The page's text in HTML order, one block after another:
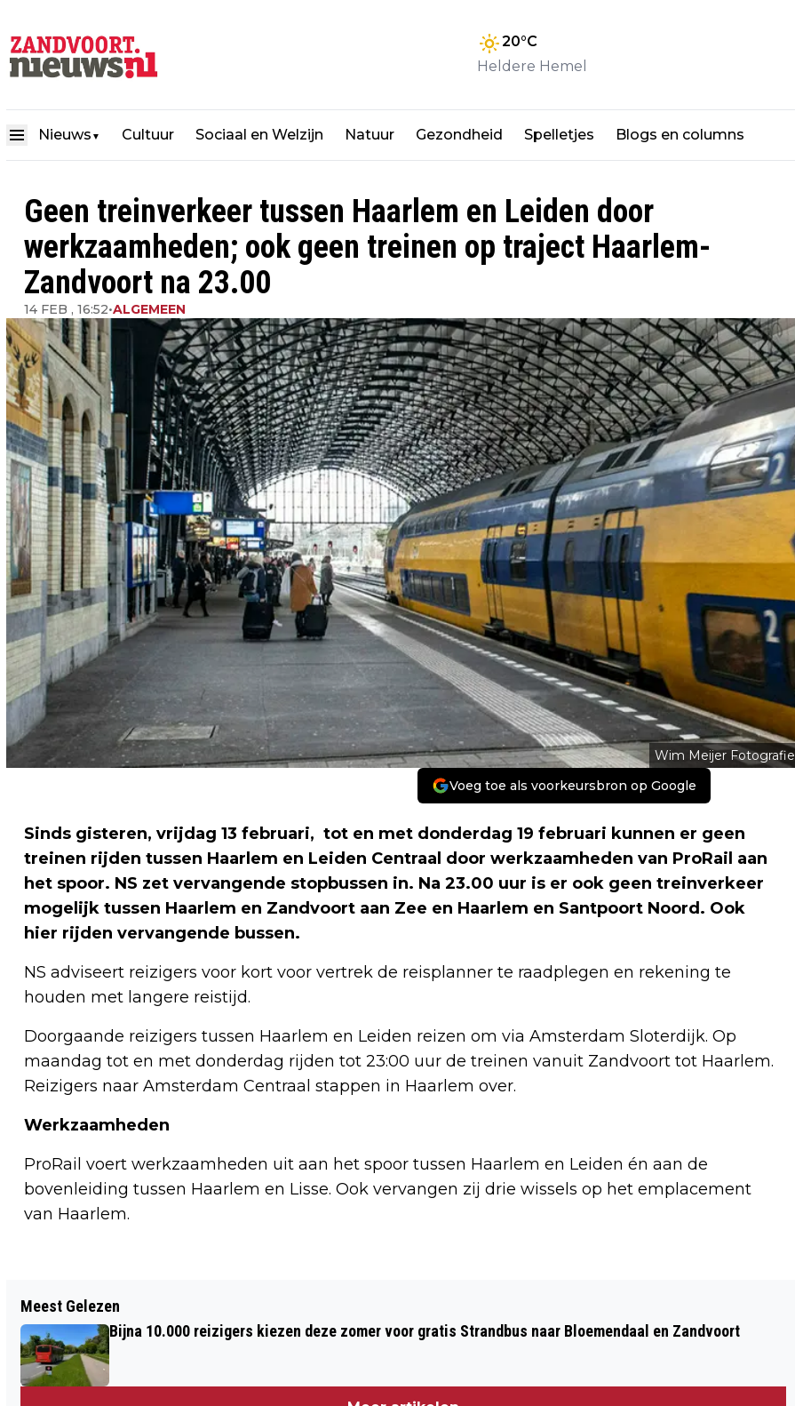
20°C
Heldere Hemel
Nieuws ▼ Cultuur Sociaal en Welzijn Natuur Gezondheid Spelletjes Blogs en columns
Geen treinverkeer tussen Haarlem en Leiden door
werkzaamheden; ook geen treinen op traject Haarlem-
Zandvoort na 23.00
14 FEB , 16:52•ALGEMEEN
Wim Meijer Fotografie
Voeg toe als voorkeursbron op Google
Sinds gisteren, vrijdag 13 februari, tot en met donderdag 19 februari kunnen er geen
treinen rijden tussen Haarlem en Leiden Centraal door werkzaamheden van ProRail aan
het spoor. NS zet vervangende stopbussen in. Na 23.00 uur is er ook geen treinverkeer
mogelijk tussen Haarlem en Zandvoort aan Zee en Haarlem en Santpoort Noord. Ook
hier rijden vervangende bussen.
NS adviseert reizigers voor kort voor vertrek de reisplanner te raadplegen en rekening te
houden met langere reistijd.
Doorgaande reizigers tussen Haarlem en Leiden reizen om via Amsterdam Sloterdijk. Op
maandag tot en met donderdag rijden tot 23:00 uur de treinen vanuit Zandvoort tot Haarlem.
Reizigers naar Amsterdam Centraal stappen in Haarlem over.
Werkzaamheden
ProRail voert werkzaamheden uit aan het spoor tussen Haarlem en Leiden én aan de
bovenleiding tussen Haarlem en Lisse. Ook vervangen zij drie wissels op het emplacement
van Haarlem.
KINDERCARNAVAL TREKT WEER VOLLE
DORPSKERK IN ZANDVOORT
PAD IN STRIJD TEGEN GLADHEID DOOR
Meest Gelezen
Bijna 10.000 reizigers kiezen deze zomer voor gratis Strandbus naar Bloemendaal en Zandvoort